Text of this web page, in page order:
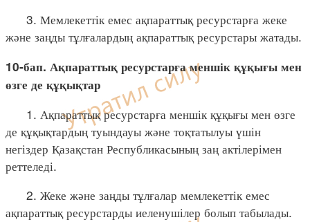
3. Мемлекеттік емес ақпараттық ресурстарға жеке
және заңды тұлғалардың ақпараттық ресурстары жатады.
10-бап. Ақпараттық ресурстарға меншік құқығы мен
өзге де құқықтар
1. Ақпараттық ресурстарға меншік құқығы мен өзге
де құқықтардың туындауы және тоқтатылуы үшін
негіздер Қазақстан Республикасының заң актілерімен
реттеледі.
2. Жеке және заңды тұлғалар мемлекеттік емес
ақпараттық ресурстарды иеленушілер болып табылады.